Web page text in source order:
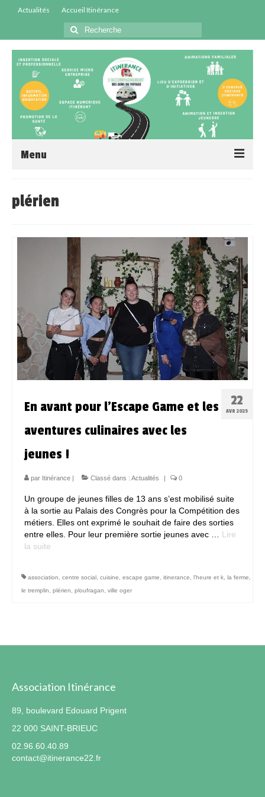
Actualités Accueil Itinérance
Menu
Service Insertion
Espace Bénévoles
Scolarisation
LE SOUTIEN SCOLAIRE
Le CNED
L’UPS
Actualités
Jeunesse
Espace Numérique
Mieux connaitre les voyageurs
Espace ressources à ITINERANCE
ITINERANCE en vidéos !
Contact
plérien
22
AVR 2025
En avant pour l’Escape Game et les
aventures culinaires avec les
jeunes !
par Itinérance | Classé dans : Actualités | 0
Un groupe de jeunes filles de 13 ans s’est mobilisé suite
à la sortie au Palais des Congrès pour la Compétition des
métiers. Elles ont exprimé le souhait de faire des sorties
entre elles. Pour leur première sortie jeunes avec … Lire
la suite­­
association centre social cuisine escape game itinerance l'heure et k la ferme
le tremplin
plérien ploufragan ville oger
Association Itinérance
89, boulevard Edouard Prigent
22 000 SAINT-BRIEUC
02.96.60.40.89
contact@itinerance22.fr